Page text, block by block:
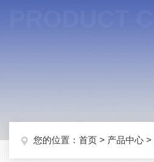
您的位置： 首页 > 产品中心 >